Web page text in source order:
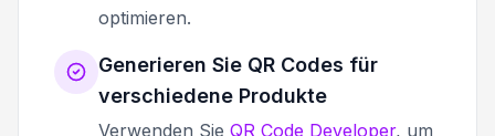
optimieren.
Generieren Sie QR Codes für
verschiedene Produkte
Verwenden Sie QR Code Developer, um